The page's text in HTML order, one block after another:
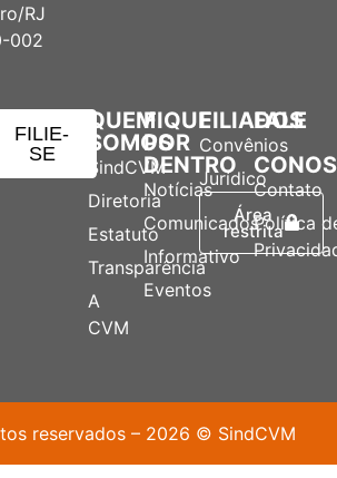
RJ
002
FILIE-
SE
QUEM
SOMOS
SindCVM
Diretoria
Estatuto
Transparência
A
CVM
FIQUE
POR
DENTRO
Notícias
Comunicados
Informativo
Eventos
FILIADOS
Convênios
Jurídico
Área
restrita
FALE
Contato
Política
reservados – 2026 © SindCVM